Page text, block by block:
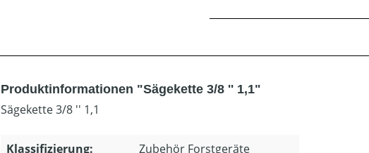
Produktinformationen "Sägekette 3/8 '' 1,1"
Sägekette 3/8 '' 1,1
Klassifizierung: Zubehör Forstgeräte